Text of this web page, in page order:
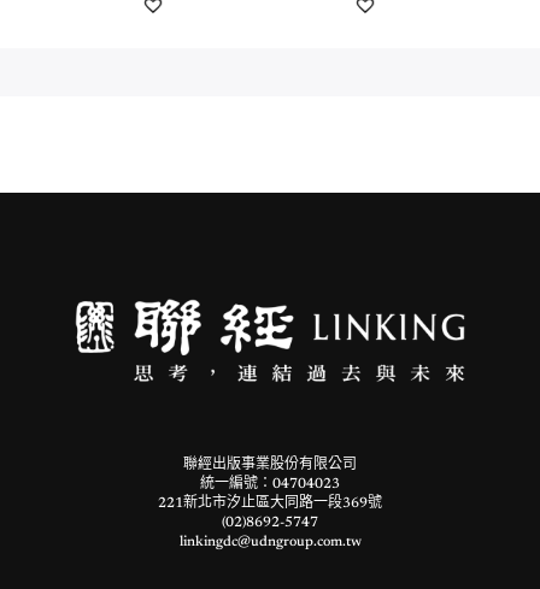
聯經出版事業股份有限公司
統一編號：04704023
221新北市汐止區大同路一段369號
(02)8692-5747
linkingdc@udngroup.com.tw